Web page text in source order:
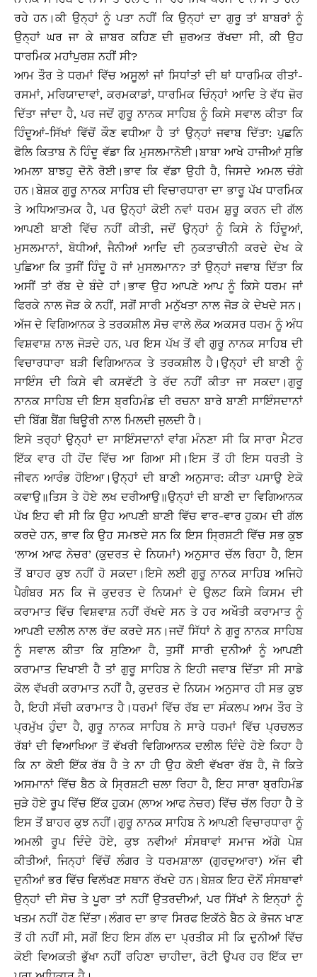
ਰਹੇ ਹਨ।ਕੀ ਉਨ੍ਹਾਂ ਨੂੰ ਪਤਾ ਨਹੀਂ ਕਿ ਉਨ੍ਹਾਂ ਦਾ ਗੁਰੂ ਤਾਂ ਬਾਬਰਾਂ ਨੂੰ
ਉਨ੍ਹਾਂ ਘਰ ਜਾ ਕੇ ਜ਼ਾਬਰ ਕਹਿਣ ਦੀ ਜ਼ੁਰਅਤ ਰੱਖਦਾ ਸੀ, ਕੀ ਉਹ
ਧਾਰਮਿਕ ਮਹਾਂਪੁਰਸ਼ ਨਹੀਂ ਸੀ?
ਆਮ ਤੌਰ ਤੇ ਧਰਮਾਂ ਵਿੱਚ ਅਸੂਲਾਂ ਜਾਂ ਸਿਧਾਂਤਾਂ ਦੀ ਥਾਂ ਧਾਰਮਿਕ ਰੀਤਾਂ-
ਰਸਮਾਂ, ਮਰਿਯਾਦਾਵਾਂ, ਕਰਮਕਾਡਾਂ, ਧਾਰਮਿਕ ਚਿੰਨ੍ਹਾਂ ਆਦਿ ਤੇ ਵੱਧ ਜ਼ੋਰ
ਦਿੱਤਾ ਜਾਂਦਾ ਹੈ, ਪਰ ਜਦੋਂ ਗੁਰੂ ਨਾਨਕ ਸਾਹਿਬ ਨੂੰ ਕਿਸੇ ਸਵਾਲ ਕੀਤਾ ਕਿ
ਹਿੰਦੂਆਂ-ਸਿੱਖਾਂ ਵਿੱਚੋਂ ਕੌਣ ਵਧੀਆ ਹੈ ਤਾਂ ਉਨ੍ਹਾਂ ਜਵਾਬ ਦਿੱਤਾ: ਪੁਛਨਿ
ਫੋਲਿ ਕਿਤਾਬ ਨੋ ਹਿੰਦੂ ਵੱਡਾ ਕਿ ਮੁਸਲਮਾਨੋਈ।ਬਾਬਾ ਆਖੇ ਹਾਜੀਆਂ ਸੁਭਿ
ਅਮਲਾ ਬਾਝਹੁ ਦੋਨੋ ਰੋਈ।ਭਾਵ ਕਿ ਵੱਡਾ ਉਹੀ ਹੈ, ਜਿਸਦੇ ਅਮਲ ਚੰਗੇ
ਹਨ।ਬੇਸ਼ਕ ਗੁਰੂ ਨਾਨਕ ਸਾਹਿਬ ਦੀ ਵਿਚਾਰਧਾਰਾ ਦਾ ਭਾਰੂ ਪੱਖ ਧਾਰਮਿਕ
ਤੇ ਅਧਿਆਤਮਕ ਹੈ, ਪਰ ਉਨ੍ਹਾਂ ਕੋਈ ਨਵਾਂ ਧਰਮ ਸ਼ੁਰੂ ਕਰਨ ਦੀ ਗੱਲ
ਆਪਣੀ ਬਾਣੀ ਵਿੱਚ ਨਹੀਂ ਕੀਤੀ, ਜਦੋਂ ਉਨ੍ਹਾਂ ਨੂੰ ਕਿਸੇ ਨੇ ਹਿੰਦੂਆਂ,
ਮੁਸਲਮਾਨਾਂ, ਬੋਧੀਆਂ, ਜੈਨੀਆਂ ਆਦਿ ਦੀ ਨੁਕਤਾਚੀਨੀ ਕਰਦੇ ਦੇਖ ਕੇ
ਪੁਛਿਆ ਕਿ ਤੁਸੀਂ ਹਿੰਦੂ ਹੋ ਜਾਂ ਮੁਸਲਮਾਨ? ਤਾਂ ਉਨ੍ਹਾਂ ਜਵਾਬ ਦਿੱਤਾ ਕਿ
ਅਸੀਂ ਤਾਂ ਰੱਬ ਦੇ ਬੰਦੇ ਹਾਂ।ਭਾਵ ਉਹ ਆਪਣੇ ਆਪ ਨੂੰ ਕਿਸੇ ਧਰਮ ਜਾਂ
ਫਿਰਕੇ ਨਾਲ ਜੋੜ ਕੇ ਨਹੀਂ, ਸਗੋਂ ਸਾਰੀ ਮਨੁੱਖਤਾ ਨਾਲ ਜੋੜ ਕੇ ਦੇਖਦੇ ਸਨ।
ਅੱਜ ਦੇ ਵਿਗਿਆਨਕ ਤੇ ਤਰਕਸ਼ੀਲ ਸੋਚ ਵਾਲੇ ਲੋਕ ਅਕਸਰ ਧਰਮ ਨੂੰ ਅੰਧ
ਵਿਸ਼ਵਾਸ਼ ਨਾਲ ਜੋੜਦੇ ਹਨ, ਪਰ ਇਸ ਪੱਖ ਤੋਂ ਵੀ ਗੁਰੂ ਨਾਨਕ ਸਾਹਿਬ ਦੀ
ਵਿਚਾਰਧਾਰਾ ਬੜੀ ਵਿਗਿਆਨਕ ਤੇ ਤਰਕਸ਼ੀਲ ਹੈ।ਉਨ੍ਹਾਂ ਦੀ ਬਾਣੀ ਨੂੰ
ਸਾਇੰਸ ਦੀ ਕਿਸੇ ਵੀ ਕਸਵੱਟੀ ਤੇ ਰੱਦ ਨਹੀਂ ਕੀਤਾ ਜਾ ਸਕਦਾ।ਗੁਰੂ
ਨਾਨਕ ਸਾਹਿਬ ਦੀ ਇਸ ਬ੍ਰਹਿਮੰਡ ਦੀ ਰਚਨਾ ਬਾਰੇ ਬਾਣੀ ਸਾਇੰਸਦਾਨਾਂ
ਦੀ ਬਿੱਗ ਬੈਂਗ ਥਿਊਰੀ ਨਾਲ ਮਿਲਦੀ ਜੁਲਦੀ ਹੈ।
ਇਸੇ ਤਰ੍ਹਾਂ ਉਨ੍ਹਾਂ ਦਾ ਸਾਇੰਸਦਾਨਾਂ ਵਾਂਗ ਮੰਨਣਾ ਸੀ ਕਿ ਸਾਰਾ ਮੈਟਰ
ਇੱਕ ਵਾਰ ਹੀ ਹੋਂਦ ਵਿੱਚ ਆ ਗਿਆ ਸੀ।ਇਸ ਤੋਂ ਹੀ ਇਸ ਧਰਤੀ ਤੇ
ਜੀਵਨ ਆਰੰਭ ਹੋਇਆ।ਉਨ੍ਹਾਂ ਦੀ ਬਾਣੀ ਅਨੁਸਾਰ: ਕੀਤਾ ਪਸਾਉ ਏਕੋ
ਕਵਾਉ॥ਤਿਸ ਤੇ ਹੋਏ ਲਖ ਦਰੀਆਉ॥ਉਨ੍ਹਾਂ ਦੀ ਬਾਣੀ ਦਾ ਵਿਗਿਆਨਕ
ਪੱਖ ਇਹ ਵੀ ਸੀ ਕਿ ਉਹ ਆਪਣੀ ਬਾਣੀ ਵਿੱਚ ਵਾਰ-ਵਾਰ ਹੁਕਮ ਦੀ ਗੱਲ
ਕਰਦੇ ਹਨ, ਭਾਵ ਕਿ ਉਹ ਸਮਝਦੇ ਸਨ ਕਿ ਇਸ ਸ੍ਰਿਸ਼ਟੀ ਵਿੱਚ ਸਭ ਕੁਝ
‘ਲਾਅ ਆਫ ਨੇਚਰ’ (ਕੁਦਰਤ ਦੇ ਨਿਯਮਾਂ) ਅਨੁਸਾਰ ਚੱਲ ਰਿਹਾ ਹੈ, ਇਸ
ਤੋਂ ਬਾਹਰ ਕੁਝ ਨਹੀਂ ਹੋ ਸਕਦਾ।ਇਸੇ ਲਈ ਗੁਰੂ ਨਾਨਕ ਸਾਹਿਬ ਅਜਿਹੇ
ਪੈਗੰਬਰ ਸਨ ਕਿ ਜੋ ਕੁਦਰਤ ਦੇ ਨਿਯਮਾਂ ਦੇ ਉਲਟ ਕਿਸੇ ਕਿਸਮ ਦੀ
ਕਰਾਮਾਤ ਵਿੱਚ ਵਿਸ਼ਵਾਸ਼ ਨਹੀਂ ਰੱਖਦੇ ਸਨ ਤੇ ਹਰ ਅਖੌਤੀ ਕਰਾਮਾਤ ਨੂੰ
ਆਪਣੀ ਦਲੀਲ ਨਾਲ ਰੱਦ ਕਰਦੇ ਸਨ।ਜਦੋਂ ਸਿੱਧਾਂ ਨੇ ਗੁਰੂ ਨਾਨਕ ਸਾਹਿਬ
ਨੂੰ ਸਵਾਲ ਕੀਤਾ ਕਿ ਸੁਣਿਆ ਹੈ, ਤੁਸੀਂ ਸਾਰੀ ਦੁਨੀਆਂ ਨੂੰ ਆਪਣੀ
ਕਰਾਮਾਤ ਦਿਖਾਈ ਹੈ ਤਾਂ ਗੁਰੂ ਸਾਹਿਬ ਨੇ ਇਹੀ ਜਵਾਬ ਦਿੱਤਾ ਸੀ ਸਾਡੇ
ਕੋਲ ਵੱਖਰੀ ਕਰਾਮਾਤ ਨਹੀਂ ਹੈ, ਕੁਦਰਤ ਦੇ ਨਿਯਮ ਅਨੁਸਾਰ ਹੀ ਸਭ ਕੁਝ
ਹੈ, ਇਹੀ ਸੱਚੀ ਕਰਾਮਾਤ ਹੈ।ਧਰਮਾਂ ਵਿੱਚ ਰੱਬ ਦਾ ਸੰਕਲਪ ਆਮ ਤੌਰ ਤੇ
ਪ੍ਰਮੁੱਖ ਹੁੰਦਾ ਹੈ, ਗੁਰੂ ਨਾਨਕ ਸਾਹਿਬ ਨੇ ਸਾਰੇ ਧਰਮਾਂ ਵਿੱਚ ਪ੍ਰਚਲਤ
ਰੱਬਾਂ ਦੀ ਵਿਆਖਿਆ ਤੋਂ ਵੱਖਰੀ ਵਿਗਿਆਨਕ ਦਲੀਲ ਦਿੰਦੇ ਹੋਏ ਕਿਹਾ ਹੈ
ਕਿ ਨਾ ਕੋਈ ਇੱਕ ਰੱਬ ਹੈ ਤੇ ਨਾ ਹੀ ਉਹ ਕੋਈ ਵੱਖਰਾ ਰੱਬ ਹੈ, ਜੋ ਕਿਤੇ
ਅਸਮਾਨਾਂ ਵਿੱਚ ਬੈਠ ਕੇ ਸ੍ਰਿਸ਼ਟੀ ਚਲਾ ਰਿਹਾ ਹੈ, ਇਹ ਸਾਰਾ ਬ੍ਰਹਿਮੰਡ
ਜੁੜੇ ਹੋਏ ਰੂਪ ਵਿੱਚ ਇੱਕ ਹੁਕਮ (ਲਾਅ ਆਫ ਨੇਚਰ) ਵਿੱਚ ਚੱਲ ਰਿਹਾ ਹੈ ਤੇ
ਇਸ ਤੋਂ ਬਾਹਰ ਕੁਝ ਨਹੀਂ।ਗੁਰੂ ਨਾਨਕ ਸਾਹਿਬ ਨੇ ਆਪਣੀ ਵਿਚਾਰਧਾਰਾ ਨੂੰ
ਅਮਲੀ ਰੂਪ ਦਿੰਦੇ ਹੋਏ, ਕੁਝ ਨਵੀਆਂ ਸੰਸਥਾਵਾਂ ਸਮਾਜ ਅੱਗੇ ਪੇਸ਼
ਕੀਤੀਆਂ, ਜਿਨ੍ਹਾਂ ਵਿੱਚੋਂ ਲੰਗਰ ਤੇ ਧਰਮਸ਼ਾਲਾ (ਗੁਰਦੁਆਰਾ) ਅੱਜ ਵੀ
ਦੁਨੀਆਂ ਭਰ ਵਿੱਚ ਵਿਲੱਖਣ ਸਥਾਨ ਰੱਖਦੇ ਹਨ।ਬੇਸ਼ਕ ਇਹ ਦੋਨੋਂ ਸੰਸਥਾਵਾਂ
ਉਨ੍ਹਾਂ ਦੀ ਸੋਚ ਤੇ ਪੂਰਾ ਤਾਂ ਨਹੀਂ ਉਤਰਦੀਆਂ, ਪਰ ਸਿੱਖਾਂ ਨੇ ਇਨ੍ਹਾਂ ਨੂੰ
ਖਤਮ ਨਹੀਂ ਹੋਣ ਦਿੱਤਾ।ਲੰਗਰ ਦਾ ਭਾਵ ਸਿਰਫ ਇਕੱਠੇ ਬੈਠ ਕੇ ਭੋਜਨ ਖਾਣ
ਤੋਂ ਹੀ ਨਹੀਂ ਸੀ, ਸਗੋਂ ਇਹ ਇਸ ਗੱਲ ਦਾ ਪ੍ਰਤੀਕ ਸੀ ਕਿ ਦੁਨੀਆਂ ਵਿੱਚ
ਕੋਈ ਵਿਅਕਤੀ ਭੁੱਖਾ ਨਹੀਂ ਰਹਿਣਾ ਚਾਹੀਦਾ, ਰੋਟੀ ਉਪਰ ਹਰ ਇੱਕ ਦਾ